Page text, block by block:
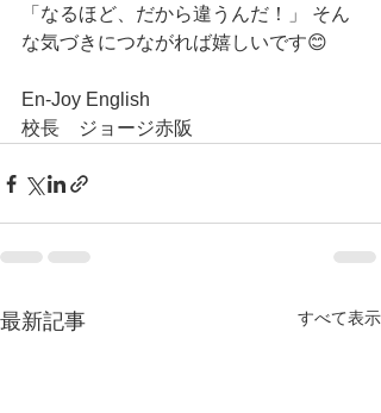
「なるほど、だから違うんだ！」 そん
な気づきにつながれば嬉しいです😊
En-Joy English
校長　ジョージ赤阪
最新記事 すべて表示